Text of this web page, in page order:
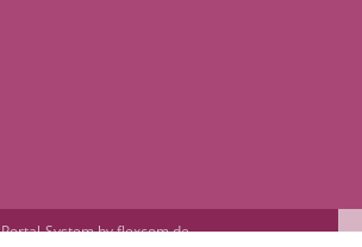
Portal-System by flexcom.de